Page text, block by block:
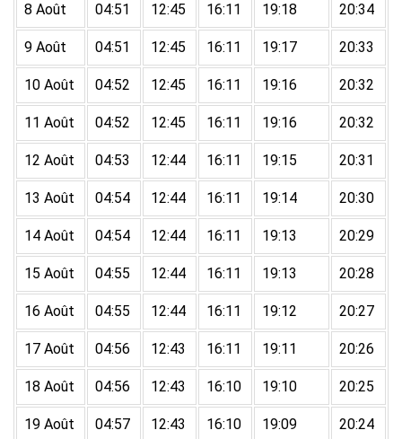
8 Août 04:51 12:45 16:11 19:18 20:34
9 Août 04:51 12:45 16:11 19:17 20:33
10 Août 04:52 12:45 16:11 19:16 20:32
11 Août 04:52 12:45 16:11 19:16 20:32
12 Août 04:53 12:44 16:11 19:15 20:31
13 Août 04:54 12:44 16:11 19:14 20:30
14 Août 04:54 12:44 16:11 19:13 20:29
15 Août 04:55 12:44 16:11 19:13 20:28
16 Août 04:55 12:44 16:11 19:12 20:27
17 Août 04:56 12:43 16:11 19:11 20:26
18 Août 04:56 12:43 16:10 19:10 20:25
19 Août 04:57 12:43 16:10 19:09 20:24